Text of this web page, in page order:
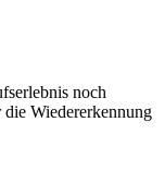
noch
die Wiedererkennung